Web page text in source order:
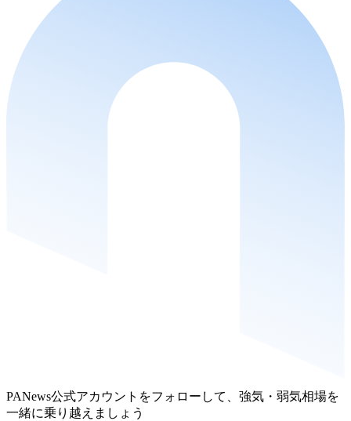
PANews公式アカウントをフォローして、強気・弱気相場を
一緒に乗り越えましょう